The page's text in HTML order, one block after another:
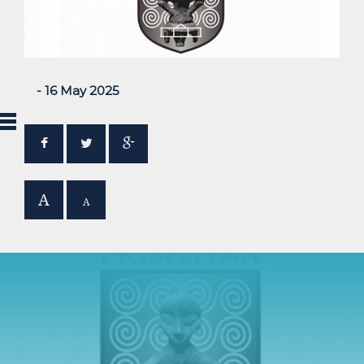
- 16 May 2025
A A